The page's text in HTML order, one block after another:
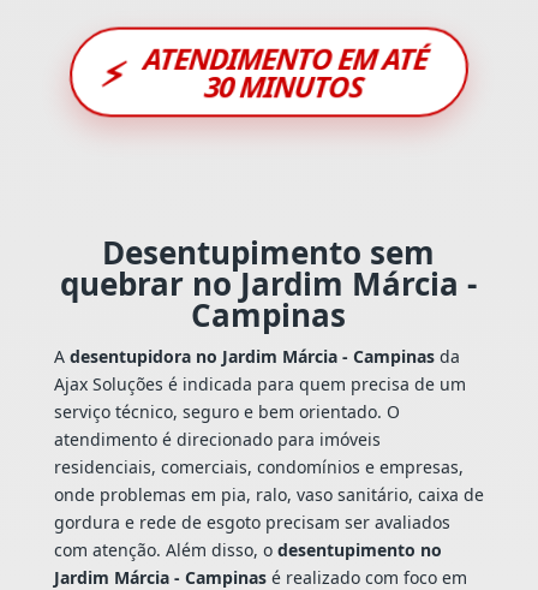
⚡ ATENDIMENTO EM ATÉ
30 MINUTOS
Desentupimento sem
quebrar no Jardim Márcia -
Campinas
A desentupidora no Jardim Márcia - Campinasda
Ajax Soluções é indicada para quem precisa de um
serviço técnico, seguro e bem orientado. O
atendimento é direcionado para imóveis
residenciais, comerciais, condomínios e empresas,
onde problemas em pia, ralo, vaso sanitário, caixa de
gordura e rede de esgoto precisam ser avaliados
com atenção. Além disso, o desentupimento no
Jardim Márcia - Campinasé realizado com foco em